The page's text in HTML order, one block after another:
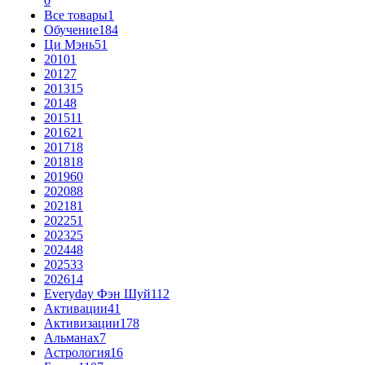
Все товары1
Обучение184
Ци Мэнь51
20101
20127
201315
20148
201511
201621
201718
201818
201960
202088
202181
202251
202325
202448
202533
202614
Everyday Фэн Шуй112
Активации41
Активизации178
Альманах7
Астрология16